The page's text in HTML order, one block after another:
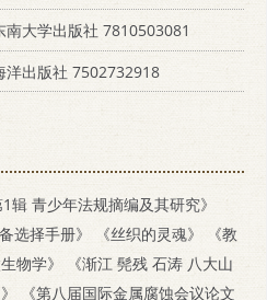
南大学出版社 7810503081
洋出版社 7502732918
辑 青少年法规摘编及其研究》
选择手册》
《丝织的灵魂》
《教
物学》
《渐江 髡残 石涛 八大山
《第八届国际金属腐蚀会议论文